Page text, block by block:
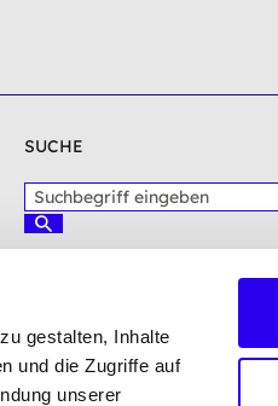
gestalten, Inhalte
und die Zugriffe auf
unserer
SUCHE
u
g
r
i
S
u